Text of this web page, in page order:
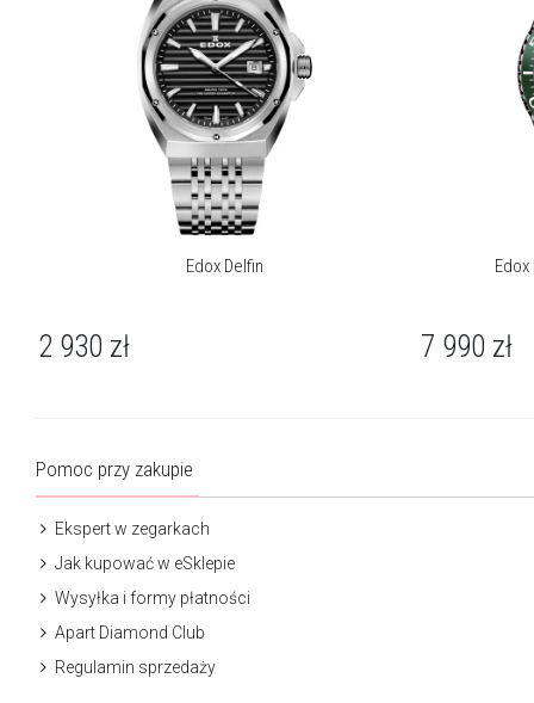
sprawdzają się zarówno na torze, jak i w codziennym życiu.
Edox Delfin
2 930 zł 7 990 zł
Pomoc przy zakupie
Ekspert w zegarkach
Jak kupować w eSklepie
Wysyłka i formy płatności
Apart Diamond Club
Regulamin sprzedaży